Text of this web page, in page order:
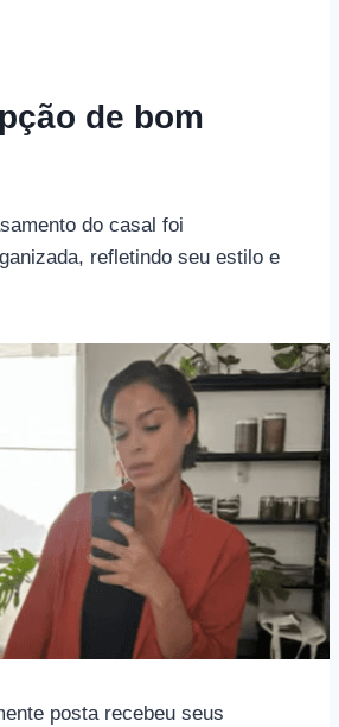
de bom
do casal foi
refletindo seu estilo e
posta recebeu seus